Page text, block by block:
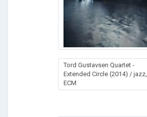
Tord Gustavsen Quartet -
Extended Circle (2014) / jazz,
ECM